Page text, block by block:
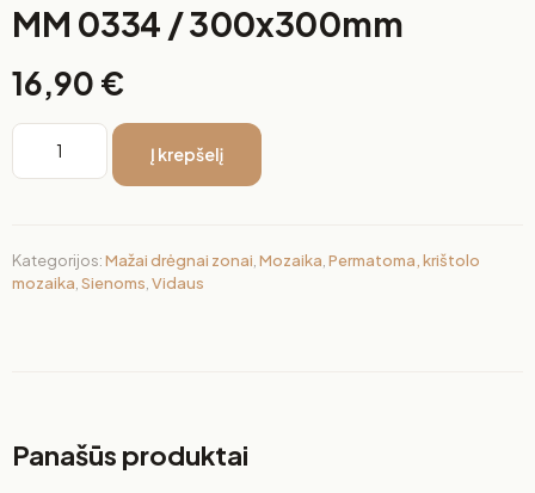
MM 0334 / 300x300mm
16,90 €
Į krepšelį
Kategorijos:Mažai drėgnai zonai Mozaika Permatoma, krištolo
mozaika Sienoms Vidaus
Panašūs produktai